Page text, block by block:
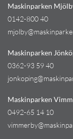
Maskinparken
0142-800 40
Maskinparken
0362-93 59 40
Maskinparken
0492-65 14 10